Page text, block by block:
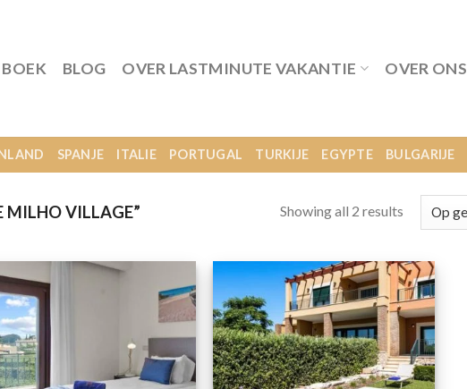
BLOG OVER LASTMINUTE VAKANTIE OVER ONS
SPANJE ITALIE PORTUGAL TURKIJE EGYPTE BULGARIJE
MILHO VILLAGE” Showing all 2 results